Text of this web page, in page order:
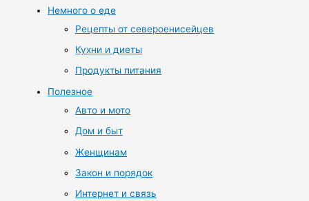
Немного о еде
Рецепты от североенисейцев
Кухни и диеты
Продукты питания
Полезное
Авто и мото
Дом и быт
Женщинам
Закон и порядок
Интернет и связь